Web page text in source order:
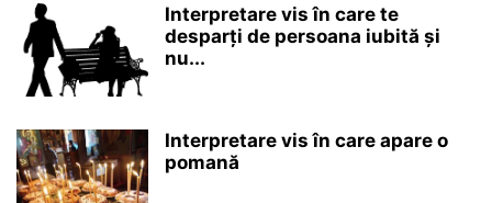
Interpretare vis în care te
desparți de persoana iubită și
nu...
Interpretare vis în care apare o
pomană